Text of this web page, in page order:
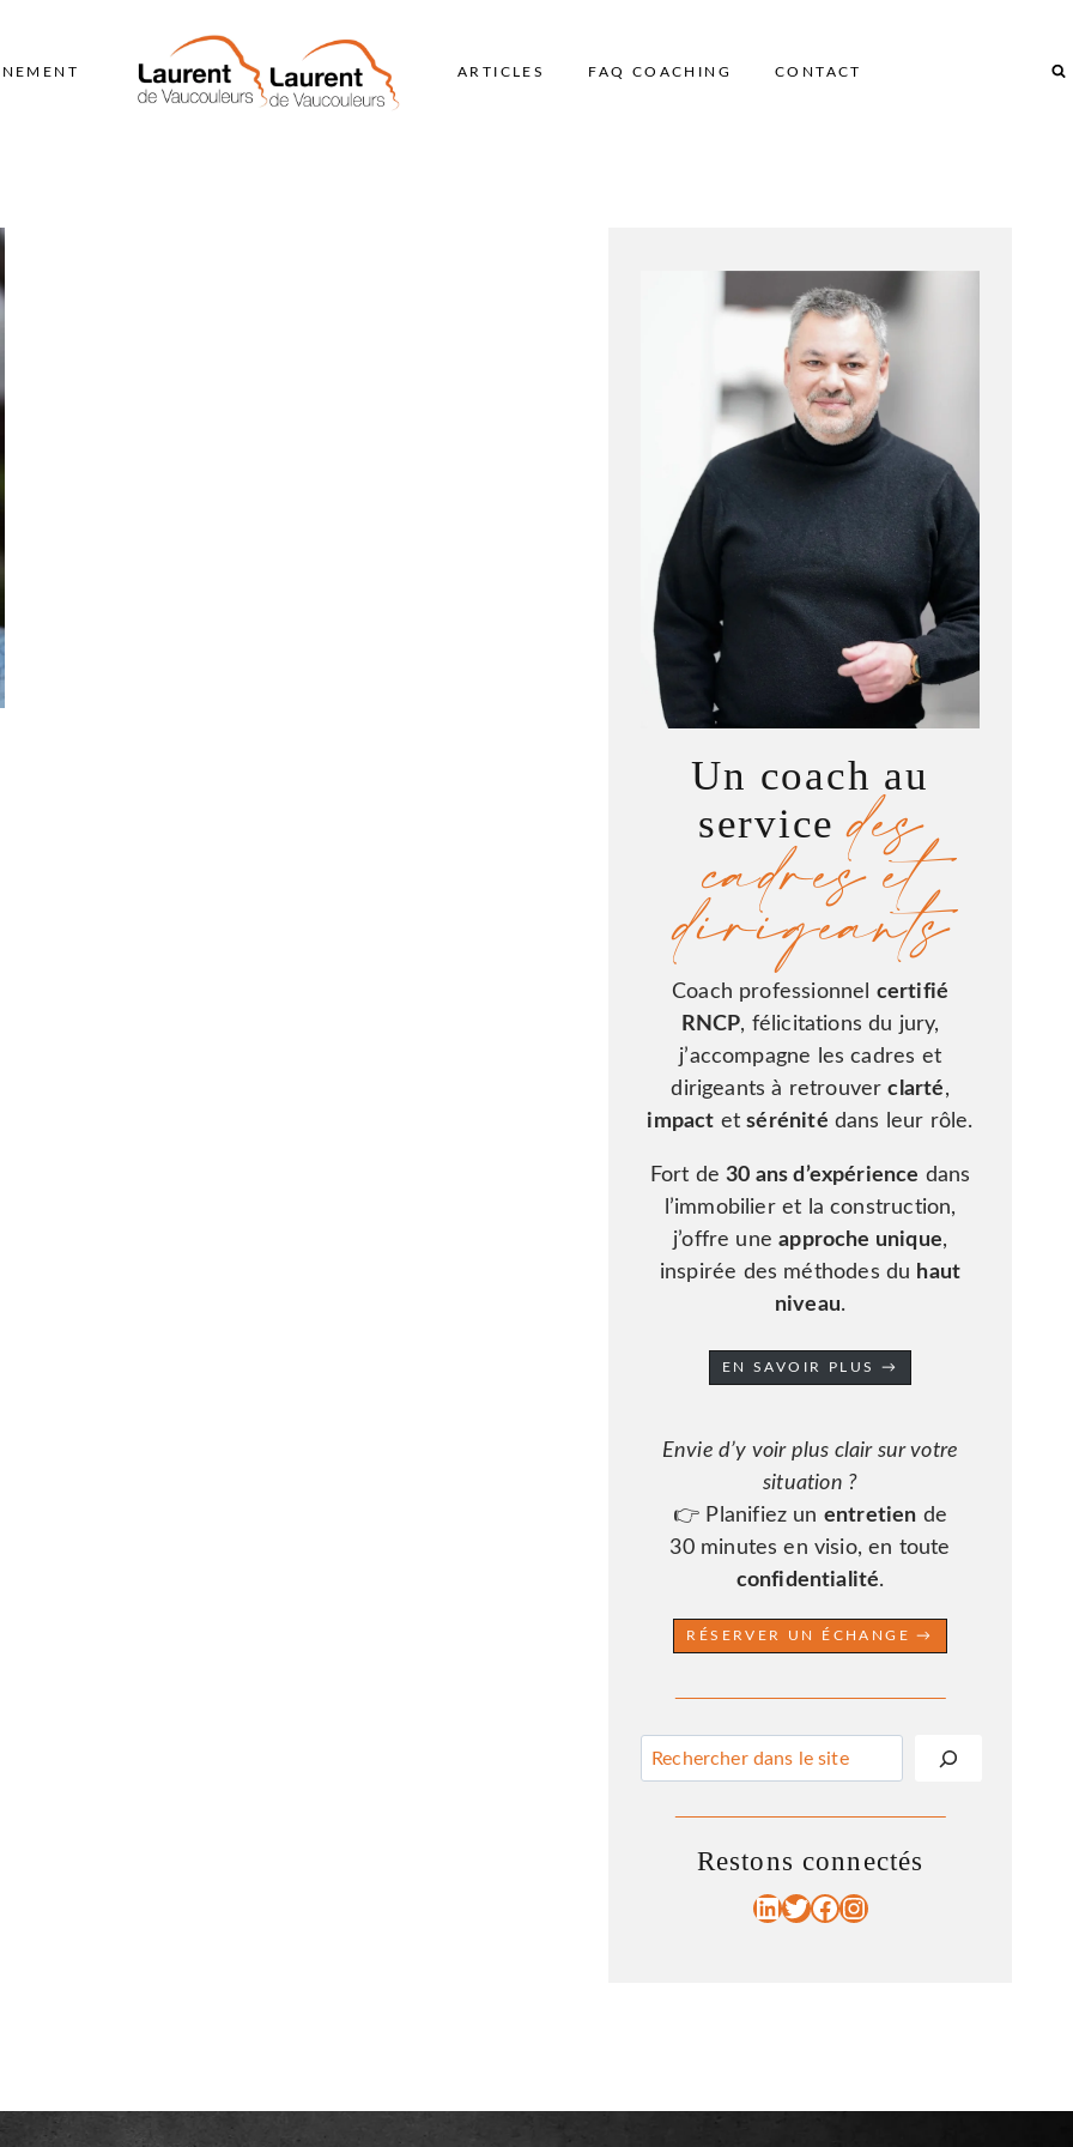
ARTICLES FAQ COACHING CONTACT
Un coach au
servicedes
cadres et
dirigeants
Coach professionnel certifié
RNCP, félicitations du jury,
j’accompagne les cadres et
dirigeants à retrouverclarté,
impact etsérénité dans leur rôle.
Fort de30 ans d’expérience dans
l’immobilier et la construction,
j’offre uneapproche unique,
inspirée des méthodes du haut
niveau.
EN SAVOIR PLUS →
Envie d’y voir plus clair sur votre
situation ?
👉 Planifiez un entretien de
30 minutes en visio, en toute
confidentialité.
RÉSERVER UN ÉCHANGE →
Rechercher
Restons connectés
LinkedIn
Twitter
Facebook
Instagram